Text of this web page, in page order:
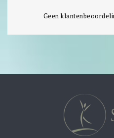
Geen